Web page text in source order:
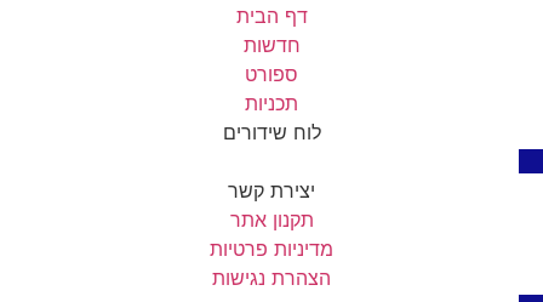
דף הבית
חדשות
ספורט
תכניות
לוח שידורים
יצירת קשר
תקנון אתר
מדיניות פרטיות
הצהרת נגישות